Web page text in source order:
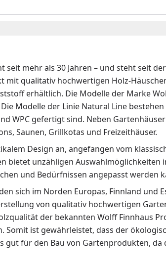
mehr als 30 Jahren – und steht seit
mit qualitativ hochwertigen Holz-
erhältlich. Die Modelle der Marke
Modelle der Linie Natural Line
WPC gefertigt sind. Neben
Saunen, Grillkotas und Freizeithäuser.
Design an, angefangen vom
bietet unzähligen Auswahlmöglichkeiten
und Bedürfnissen angepasst werden
sich im Norden Europas, Finnland und
von qualitativ hochwertigen
der bekannten Wolff Finnhaus
ist gewährleistet, dass der
gut für den Bau von Gartenprodukten,